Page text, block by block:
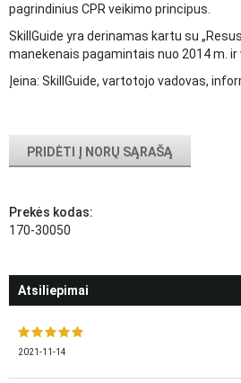
pagrindinius CPR veikimo principus.
SkillGuide yra derinamas kartu su
manekenais pagamintais nuo 2014 m. ir
Įeina: SkillGuide, vartotojo vadovas,
PRIDĖTI Į NORŲ SĄRAŠĄ
Prekės kodas:
170-30050
Atsiliepimai
2021-11-14